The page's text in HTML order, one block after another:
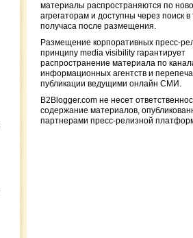
материалы распространяются по
агрегаторам и доступны через поиск в
получаса после размещения.
Размещение корпоративных пресс-
принципу media visibility гарантирует
распространение материала по
информационных агентств и
публикации ведущими онлайн СМИ.
B2Blogger.com не несет
содержание материалов,
партнерами пресс-релизной